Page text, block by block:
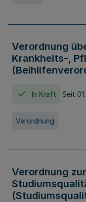
Verordnung
Krankheits-,
In Kraft Seit
Verordnung
Verordnung